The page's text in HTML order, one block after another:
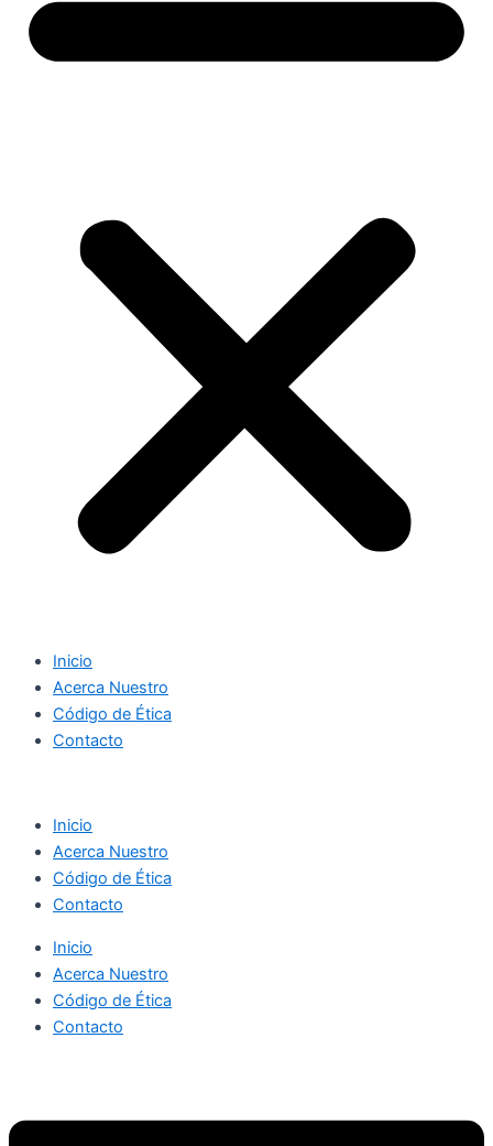
Inicio
Acerca Nuestro
Código de Ética
Contacto
Inicio
Acerca Nuestro
Código de Ética
Contacto
Inicio
Acerca Nuestro
Código de Ética
Contacto